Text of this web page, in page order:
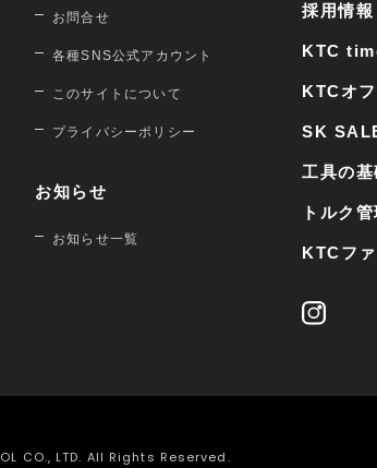
お問合せ
各種SNS公式アカウント
このサイトについて
プライバシーポリシー
お知らせ
お知らせ一覧
採用情報
KTC
KTCオ
SK
工具の
トルク
KTCフ
CO., LTD. All Rights Reserved.